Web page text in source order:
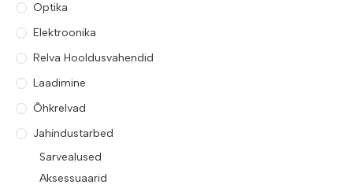
Optika
Elektroonika
Relva Hooldusvahendid
Laadimine
Õhkrelvad
Jahindustarbed
Sarvealused
Aksessuaarid